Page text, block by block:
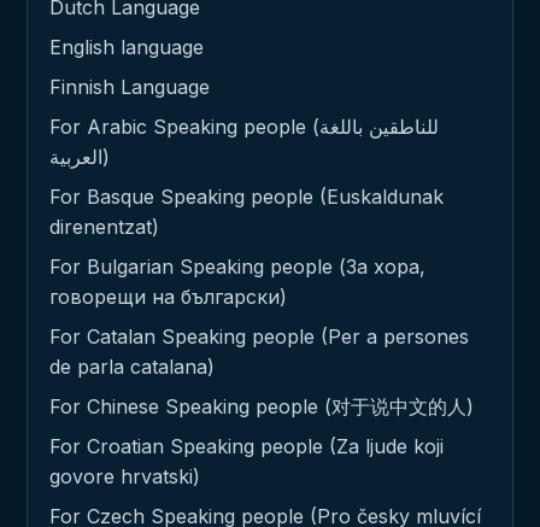
Dutch Language
English language
Finnish Language
For Arabic Speaking people (للناطقين باللغة
العربية)
For Basque Speaking people (Euskaldunak
direnentzat)
For Bulgarian Speaking people (За хора,
говорещи на български)
For Catalan Speaking people (Per a persones
de parla catalana)
For Chinese Speaking people (对于说中文的人)
For Croatian Speaking people (Za ljude koji
govore hrvatski)
For Czech Speaking people (Pro česky mluvící